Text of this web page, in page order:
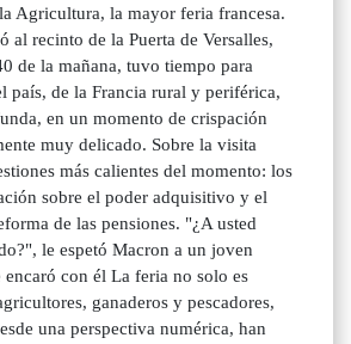
Agricultura, la mayor feria francesa.
al recinto de la Puerta de Versalles,
de la mañana, tuvo tiempo para
país, de la Francia rural y periférica,
en un momento de crispación
muy delicado. Sobre la visita
más calientes del momento: los
sobre el poder adquisitivo y el
de las pensiones. "¿A usted
le espetó Macron a un joven
encaró con él La feria no solo es
ganaderos y pescadores,
una perspectiva numérica, han